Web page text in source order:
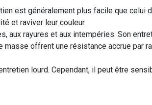
est généralement plus facile que celui
et raviver leur couleur.
aux rayures et aux intempéries. Son
offrent une résistance accrue par
lourd. Cependant, il peut être